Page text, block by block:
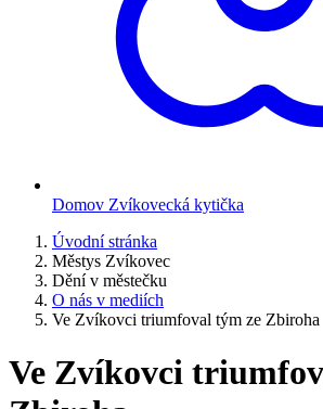
Domov Zvíkovecká kytička
Úvodní stránka
Městys Zvíkovec
Dění v městečku
O nás v mediích
Ve Zvíkovci triumfoval tým ze Zbiroha
Ve Zvíkovci